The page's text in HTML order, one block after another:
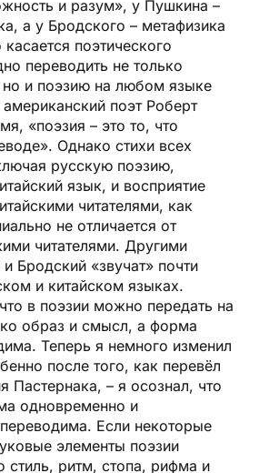
и разум», у Пушкина –
а у Бродского – метафизика
поэтического
переводить не только
и поэзию на любом языке
поэт Роберт
«поэзия – это то, что
Однако стихи всех
русскую поэзию,
язык, и восприятие
читателями, как
не отличается от
читателями. Другими
Бродский «звучат» почти
и китайском языках.
в поэзии можно передать на
образ и смысл, а форма
Теперь я немного изменил
после того, как перевёл
Пастернака, – я осознал, что
одновременно и
Если некоторые
элементы поэзии
стиль, ритм, стопа, рифма и